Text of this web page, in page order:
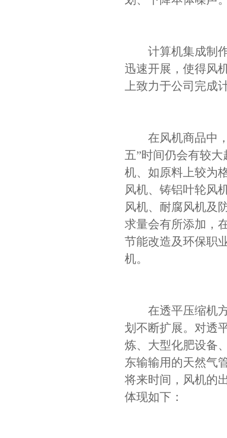
计算机集成制作
迅速开展，使得风
上致力于公司完成
在风机商品中，
五”时间仍会有较
机、如原料上较为
风机、铸铝叶轮风
风机、耐腐风机及
求量会有所添加，
节能改造及环保职
机。
在透平压缩机方
划不断扩展。对透
炼、大型化肥设备
东输输用的天然气
将来时间，风机的
体现如下